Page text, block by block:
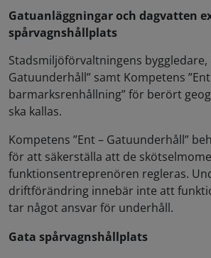
Gatuanläggningar och dagvatten
spårvagnshållplats
Stadsmiljöförvaltningens byggledare,
Gatuunderhåll” samt Kompetens
barmarksrenhållning” för berört
ska kallas.
Kompetens ”Ent – Gatuunderhåll”
för att säkerställa att de
funktionsentreprenören regleras.
driftförändring innebär inte att
tar något ansvar för underhåll.
Gata spårvagnshållplats